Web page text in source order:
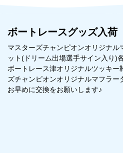
ボートレースグッズ入荷
マスターズチャンピオンオリジナル
ット(ドリーム出場選手サイン入り)
ボートレース津オリジナルツッキ
ズチャンピオンオリジナルマフラー
お早めに交換をお願いします♪